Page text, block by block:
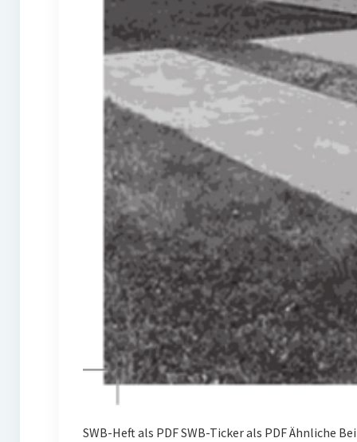
SWB-Heft als PDF SWB-Ticker als PDF Ähnliche